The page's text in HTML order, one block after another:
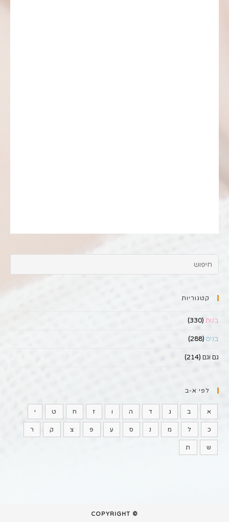
קטגוריות
בנות (330)
בנים (288)
גם וגם (214)
לפי א-ב
א ב ג ד ה ו ז ח ט י
כ ל מ נ ס ע פ צ ק ר
ש ת
© COPYRIGHT